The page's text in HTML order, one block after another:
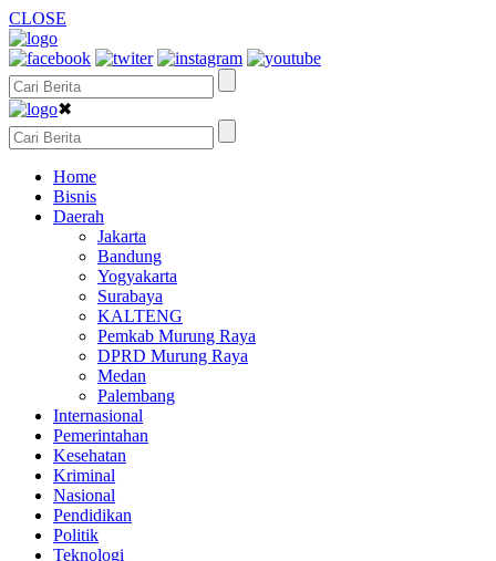
CLOSE
✖
Home
Bisnis
Daerah
Jakarta
Bandung
Yogyakarta
Surabaya
KALTENG
Pemkab Murung Raya
DPRD Murung Raya
Medan
Palembang
Internasional
Pemerintahan
Kesehatan
Kriminal
Nasional
Pendidikan
Politik
Teknologi